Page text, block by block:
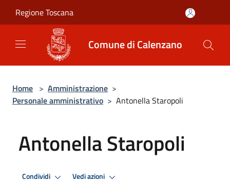
Regione Toscana
Comune di Calenzano
Home > Amministrazione >
Personale amministrativo > Antonella Staropoli
Antonella Staropoli
Condividi Vedi azioni